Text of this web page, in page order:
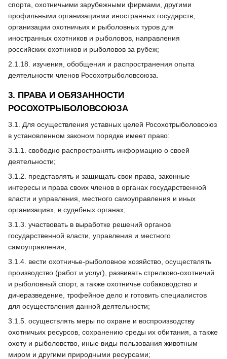
спорта, охотничьими зарубежными фирмами, другими
профильными организациями иностранных государств,
организации охотничьих и рыболовных туров для
иностранных охотников и рыболовов, направления
российских охотников и рыболовов за рубеж;
2.1.18. изучения, обобщения и распространения опыта
деятельности членов Росохотрыболовсоюза.
3. ПРАВА И ОБЯЗАННОСТИ
РОСОХОТРЫБОЛОВСОЮЗА
3.1. Для осуществления уставных целей Росохотрыболовсоюз
в установленном законом порядке имеет право:
3.1.1. свободно распространять информацию о своей
деятельности;
3.1.2. представлять и защищать свои права, законные
интересы и права своих членов в органах государственной
власти и управления, местного самоуправления и иных
организациях, в судебных органах;
3.1.3. участвовать в выработке решений органов
государственной власти, управления и местного
самоуправления;
3.1.4. вести охотничье-рыболовное хозяйство, осуществлять
производство (работ и услуг), развивать стрелково-охотничий
и рыболовный спорт, а также охотничье собаководство и
дичеразведение, трофейное дело и готовить специалистов
для осуществления данной деятельности;
3.1.5. осуществлять меры по охране и воспроизводству
охотничьих ресурсов, сохранению среды их обитания, а также
охоту и рыболовство, иные виды пользования животным
миром и другими природными ресурсами;